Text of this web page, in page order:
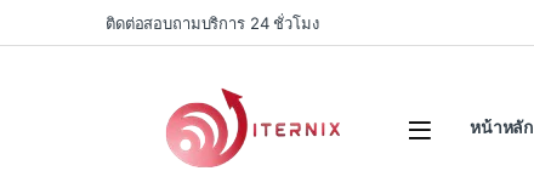
Skip to navigation
Skip to contentติดต่อสอบถามบริการ 24 ชั่วโมง
หน้าหลัก